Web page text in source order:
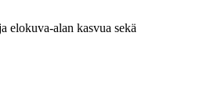
elokuva-alan kasvua sekä